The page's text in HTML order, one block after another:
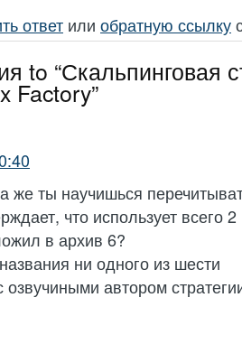
ответ или обратную ссылку
to “Скальпинговая
Factory”
же ты научишься
что использует всего
в архив 6?
ни одного из шести
озвучиными автором